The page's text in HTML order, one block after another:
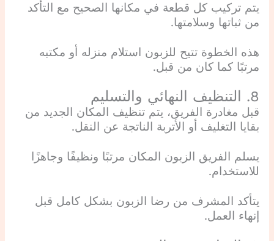
يتم تركيب كل قطعة في مكانها الصحيح مع التأكد
من ثباتها وسلامتها.
هذه الخطوة تتيح للزبون استلام منزله أو مكتبه
مرتبًا كما كان من قبل.
8. التنظيف النهائي والتسليم
قبل مغادرة الفريق، يتم تنظيف المكان الجديد من
بقايا التغليف أو الأتربة الناتجة عن النقل.
يسلم الفريق الزبون المكان مرتبًا ونظيفًا وجاهزًا
للاستخدام.
يتأكد المشرف من رضا الزبون بشكل كامل قبل
إنهاء العمل.